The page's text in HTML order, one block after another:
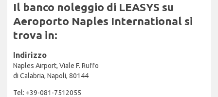
Il banco noleggio di LEASYS su
Aeroporto Naples International si
trova in:
Indirizzo
Naples Airport, Viale F. Ruffo
di Calabria, Napoli, 80144
Tel: +39-081-7512055